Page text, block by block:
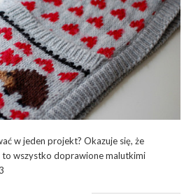
w jeden projekt? Okazuje się, że
to wszystko doprawione malutkimi